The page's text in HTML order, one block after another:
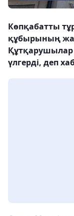
Көпқабатты
құбырының
Құтқарушылар
үлгерді, деп